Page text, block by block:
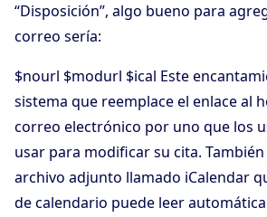
“Disposición”, algo bueno para
correo sería:
$nourl $modurl $ical Este
sistema que reemplace el enlace al
correo electrónico por uno que los
usar para modificar su cita.
archivo adjunto llamado iCalendar
de calendario puede leer